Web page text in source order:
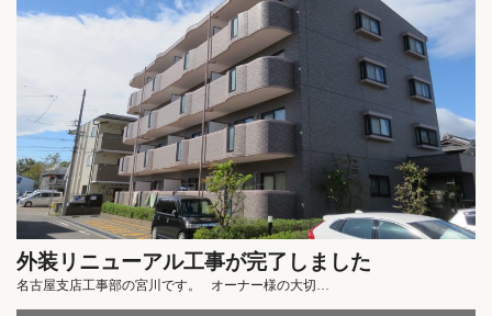
外装リニューアル工事が完了しました
名古屋支店工事部の宮川です。 オーナー様の大切…